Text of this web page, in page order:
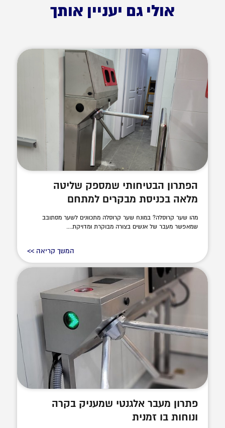
אולי גם יעניין אותך
הפתרון הבטיחותי שמספק שליטה
מלאה בכניסת מבקרים למתחם
מהו שער קרוסלה? במונח שער קרוסלה מתכוונים לשער מסתובב
שמאפשר מעבר של אנשים בצורה מבוקרת ומדויקת....
המשך קריאה >>
פתרון מעבר אלגנטי שמעניק בקרה
ונוחות בו זמנית